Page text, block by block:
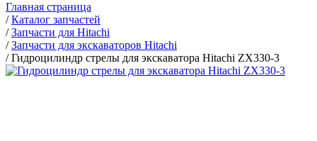
Главная страница
/Каталог запчастей
/Запчасти для Hitachi
/Запчасти для экскаваторов Hitachi
/Гидроцилиндр стрелы для экскаватора Hitachi ZX330-3